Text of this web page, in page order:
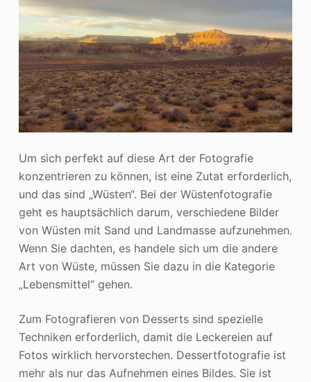
Um sich perfekt auf diese Art der Fotografie
konzentrieren zu können, ist eine Zutat erforderlich,
und das sind „Wüsten“. Bei der Wüstenfotografie
geht es hauptsächlich darum, verschiedene Bilder
von Wüsten mit Sand und Landmasse aufzunehmen.
Wenn Sie dachten, es handele sich um die andere
Art von Wüste, müssen Sie dazu in die Kategorie
„Lebensmittel“ gehen.
Zum Fotografieren von Desserts sind spezielle
Techniken erforderlich, damit die Leckereien auf
Fotos wirklich hervorstechen. Dessertfotografie ist
mehr als nur das Aufnehmen eines Bildes. Sie ist